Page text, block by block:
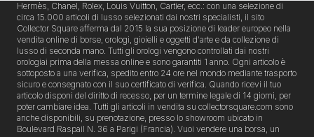
Hermès, Chanel, Rolex, Louis Vuitton, Cartier, ecc.: con una selezione di
circa 15.000 articoli di lusso selezionati dai nostri specialisti, il sito
Collector Square afferma dal 2015 la sua posizione di leader europeo nella
vendita online di borse, orologi, gioielli e oggetti d'arte e da collezione di
lusso di seconda mano. Tutti gli orologi vengono controllati dai nostri
orologiai prima della messa online e sono garantiti 1 anno. Ogni articolo è
sottoposto a una verifica, spedito entro 24 ore nel mondo mediante trasporto
sicuro e consegnato con il suo certificato di verifica. Quando ricevi il tuo
articolo disponi del diritto di recesso, per un termine legale di 14 giorni, per
poter cambiare idea. Tutti gli articoli in vendita su collectorsquare.com sono
anche disponibili, su prenotazione, presso lo showroom ubicato in
Boulevard Raspail N. 36 a Parigi (Francia). Vuoi vendere una borsa, un